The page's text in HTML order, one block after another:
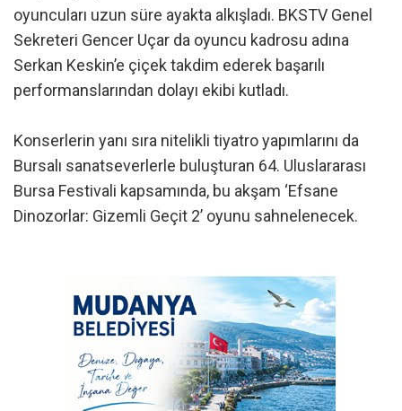
oyuncuları uzun süre ayakta alkışladı. BKSTV Genel
Sekreteri Gencer Uçar da oyuncu kadrosu adına
Serkan Keskin’e çiçek takdim ederek başarılı
performanslarından dolayı ekibi kutladı.
Konserlerin yanı sıra nitelikli tiyatro yapımlarını da
Bursalı sanatseverlerle buluşturan 64. Uluslararası
Bursa Festivali kapsamında, bu akşam ‘Efsane
Dinozorlar: Gizemli Geçit 2’ oyunu sahnelenecek.